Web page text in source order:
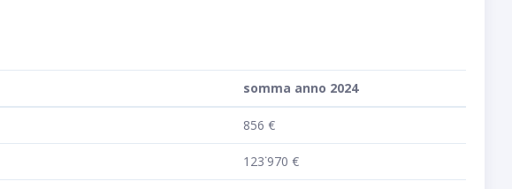
somma anno 2024
856 €
123˙970 €